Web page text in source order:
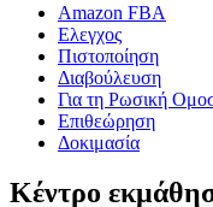
Amazon FBA
Ελεγχος
Πιστοποίηση
Διαβούλευση
Για τη Ρωσική
Επιθεώρηση
Δοκιμασία
Κέντρο